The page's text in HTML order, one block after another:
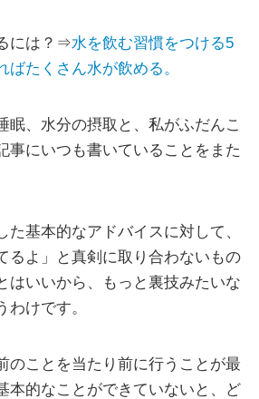
には？⇒水を飲む習慣をつける5
ばたくさん水が飲める。
眠、水分の摂取と、私がふだんこ
事にいつも書いていることをまた
た基本的なアドバイスに対して、
るよ」と真剣に取り合わないもの
はいいから、もっと裏技みたいな
わけです。
のことを当たり前に行うことが最
本的なことができていないと、ど